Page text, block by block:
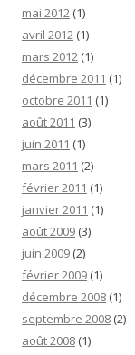
mai 2012 (1)
avril 2012 (1)
mars 2012 (1)
décembre 2011 (1)
octobre 2011 (1)
août 2011 (3)
juin 2011 (1)
mars 2011 (2)
février 2011 (1)
janvier 2011 (1)
août 2009 (3)
juin 2009 (2)
février 2009 (1)
décembre 2008 (1)
septembre 2008 (2)
août 2008 (1)